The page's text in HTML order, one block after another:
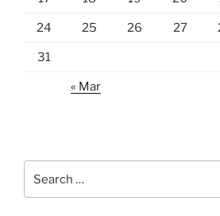
24 25 26 27
31
« Mar
for: